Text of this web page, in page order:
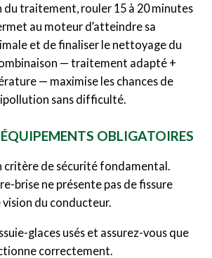
du traitement, rouler 15 à 20 minutes
au moteur d’atteindre sa
et de finaliser le nettoyage du
— traitement adapté +
— maximise les chances de
sans difficulté.
OBLIGATOIRES
critère de sécurité fondamental.
brise ne présente pas de fissure
vision du conducteur.
glaces usés et assurez-vous que
correctement.